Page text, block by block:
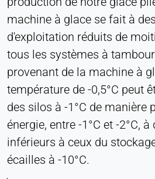
machine à glace se fait à
d'exploitation réduits de
tous les systèmes à
provenant de la machine à
température de -0,5°C peut
des silos à -1°C de manière
énergie, entre -1°C et -2°C,
inférieurs à ceux du
écailles à -10°C.